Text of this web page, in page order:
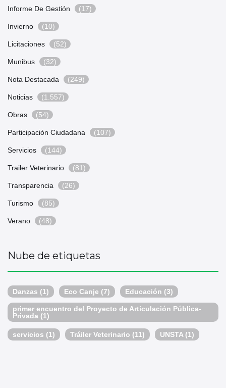
Informe De Gestión (17)
Invierno (10)
Licitaciones (52)
Munibus (32)
Nota Destacada (249)
Noticias (1.557)
Obras (54)
Participación Ciudadana (107)
Servicios (144)
Trailer Veterinario (81)
Transparencia (26)
Turismo (85)
Verano (48)
Nube de etiquetas
Danzas (1) Eco Canje (7) Educación (3)
primer encuentro del Proyecto de Articulación Pública-
Privada (1)
servicios (1) Tráiler Veterinario (11) UNSTA(1)